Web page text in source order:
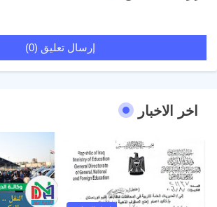
إرسال تعليق (0)
اخر الاخبار